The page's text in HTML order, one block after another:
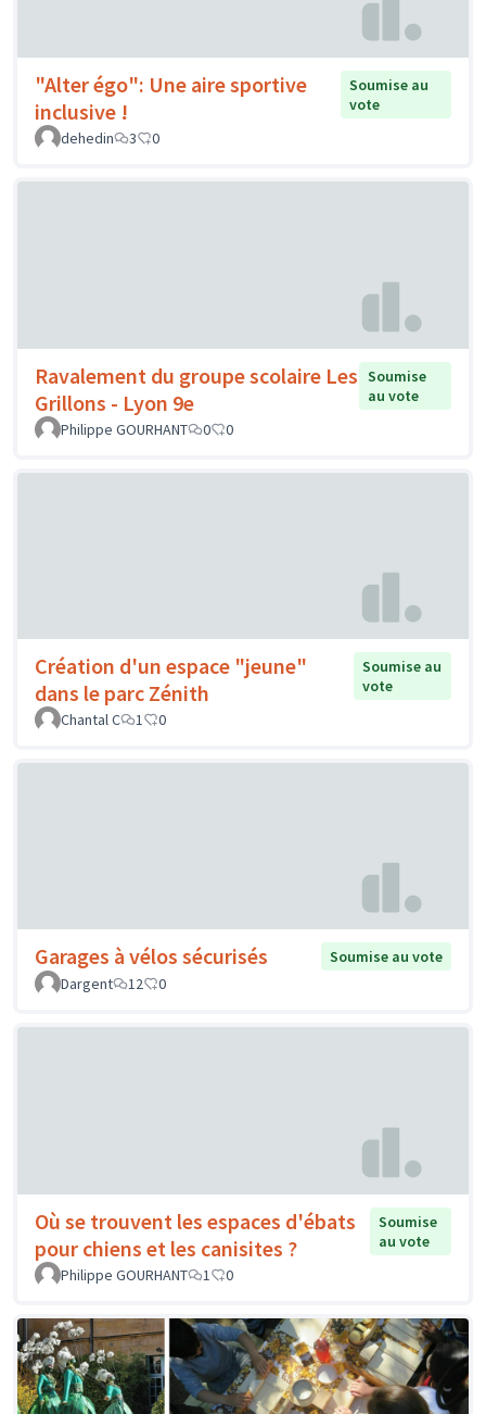
"Alter égo": Une aire sportive
inclusive !
Soumise au
vote
dehedin
3 0
Ravalement du groupe scolaire Les
Grillons - Lyon 9e
Soumise
au vote
Philippe GOURHANT
0 0
Création d'un espace "jeune"
dans le parc Zénith
Soumise au
vote
Chantal C
1 0
Garages à vélos sécurisés
Soumise au vote
Dargent
12 0
Où se trouvent les espaces d'ébats
pour chiens et les canisites ?
Soumise
au vote
Philippe GOURHANT
1 0